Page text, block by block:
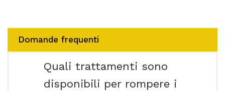
Domande frequenti
Quali trattamenti sono
disponibili per rompere i